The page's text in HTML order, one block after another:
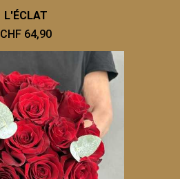
L'ÉCLAT
CHF 64,90